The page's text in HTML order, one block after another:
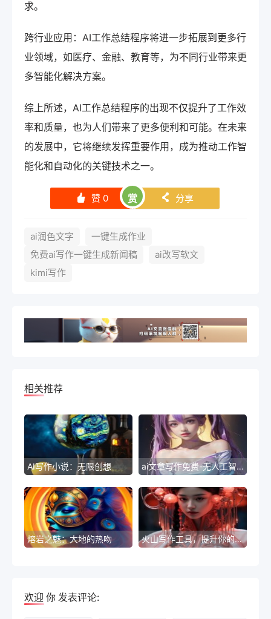
求。
跨行业应用：AI工作总结程序将进一步拓展到更多行
业领域，如医疗、金融、教育等，为不同行业带来更
多智能化解决方案。
综上所述，AI工作总结程序的出现不仅提升了工作效
率和质量，也为人们带来了更多便利和可能。在未来
的发展中，它将继续发挥重要作用，成为推动工作智
能化和自动化的关键技术之一。
󰄼 赞 0 赏 󰄯 分享
ai润色文字
一键生成作业
免费ai写作一键生成新闻稿
ai改写软文
kimi写作
相关推荐
AI写作小说：无限创想 ai文章写作免费-无人工智能驱动的技术发展
熔岩之魅：大地的热吻 火山写作工具，提升你的写作效率
欢迎 你 发表评论: